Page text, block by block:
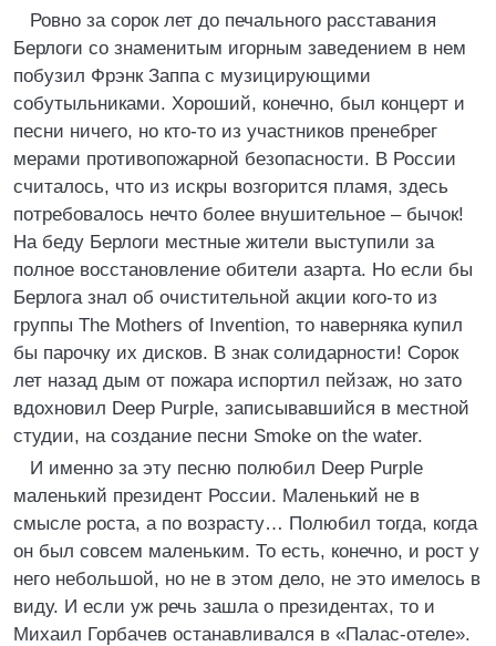
Ровно за сорок лет до печального расставания
Берлоги со знаменитым игорным заведением в нем
побузил Фрэнк Заппа с музицирующими
собутыльниками. Хороший, конечно, был концерт и
песни ничего, но кто-то из участников пренебрег
мерами противопожарной безопасности. В России
считалось, что из искры возгорится пламя, здесь
потребовалось нечто более внушительное – бычок!
На беду Берлоги местные жители выступили за
полное восстановление обители азарта. Но если бы
Берлога знал об очистительной акции кого-то из
группы The Mothers of Invention, то наверняка купил
бы парочку их дисков. В знак солидарности! Сорок
лет назад дым от пожара испортил пейзаж, но зато
вдохновил Deep Purple, записывавшийся в местной
студии, на создание песни Smoke on the water.
И именно за эту песню полюбил Deep Purple
маленький президент России. Маленький не в
смысле роста, а по возрасту… Полюбил тогда, когда
он был совсем маленьким. То есть, конечно, и рост у
него небольшой, но не в этом дело, не это имелось в
виду. И если уж речь зашла о президентах, то и
Михаил Горбачев останавливался в «Палас-отеле».